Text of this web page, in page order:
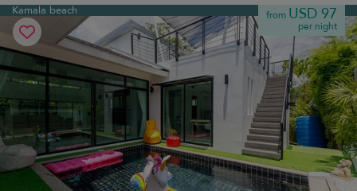
Kamala beach from USD 97
per night